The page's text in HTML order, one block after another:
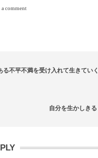
a comment
る不平不満を受け入れて生きていく
自分を生かしきる